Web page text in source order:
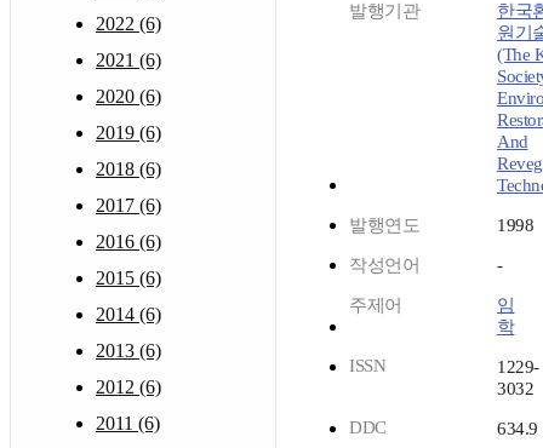
2022 (6)
2021 (6)
2020 (6)
2019 (6)
2018 (6)
2017 (6)
2016 (6)
2015 (6)
2014 (6)
2013 (6)
2012 (6)
2011 (6)
발행기관
한국
원기
(The
And
발행연도 1998
작성언어 -
주제어
임
학
ISSN
1229-
3032
DDC
634.9